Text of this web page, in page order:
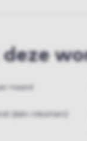
per maand
(één inkomen)